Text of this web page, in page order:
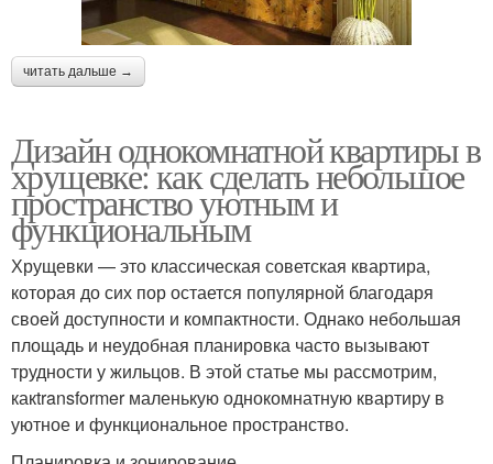
читать дальше →
Дизайн однокомнатной квартиры в
хрущевке: как сделать небольшое
пространство уютным и
функциональным
Хрущевки — это классическая советская квартира,
которая до сих пор остается популярной благодаря
своей доступности и компактности. Однако небольшая
площадь и неудобная планировка часто вызывают
трудности у жильцов. В этой статье мы рассмотрим,
какtransformer маленькую однокомнатную квартиру в
уютное и функциональное пространство.